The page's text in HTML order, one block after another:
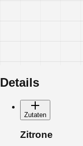
Details
Zutaten
Zitrone